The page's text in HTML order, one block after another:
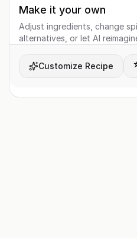
Make it your own
Adjust ingredients, change
alternatives, or let AI
Customize Recipe